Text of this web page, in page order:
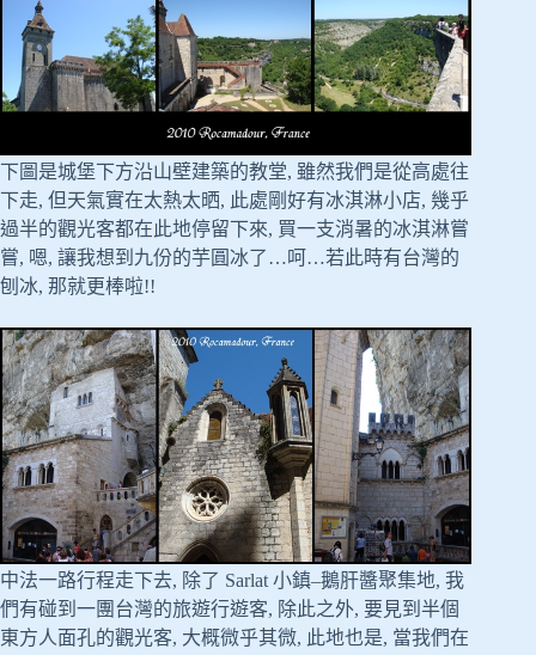
下圖是城堡下方沿山壁建築的教堂, 雖然我們是從高處往
下走, 但天氣實在太熱太晒, 此處剛好有冰淇淋小店, 幾乎
過半的觀光客都在此地停留下來, 買一支消暑的冰淇淋嘗
嘗, 嗯, 讓我想到九份的芋圓冰了…呵…若此時有台灣的
刨冰, 那就更棒啦!!
中法一路行程走下去, 除了 Sarlat 小鎮–鵝肝醬聚集地, 我
們有碰到一團台灣的旅遊行遊客, 除此之外, 要見到半個
東方人面孔的觀光客, 大概微乎其微, 此地也是, 當我們在